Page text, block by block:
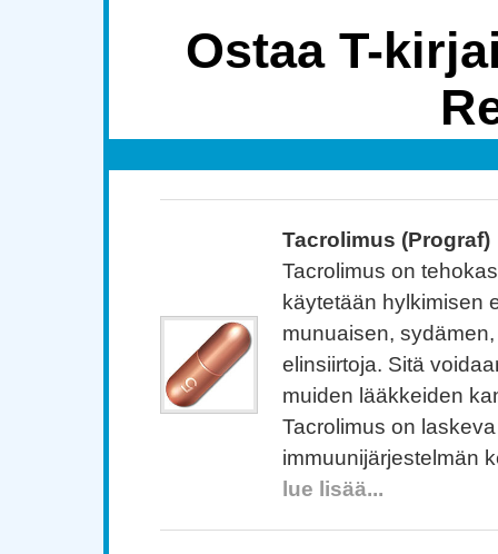
Ostaa T-
Tacrolimus (Prograf)
Tacrolimus on
käytetään hylkimisen
munuaisen,
elinsiirtoja. Sitä
muiden lääkkeiden
Tacrolimus on laskeva
immuunijärjestelmän
lue lisää...